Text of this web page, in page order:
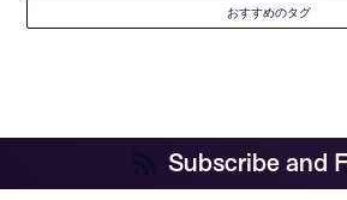
おすすめのタグ
Subscribe and